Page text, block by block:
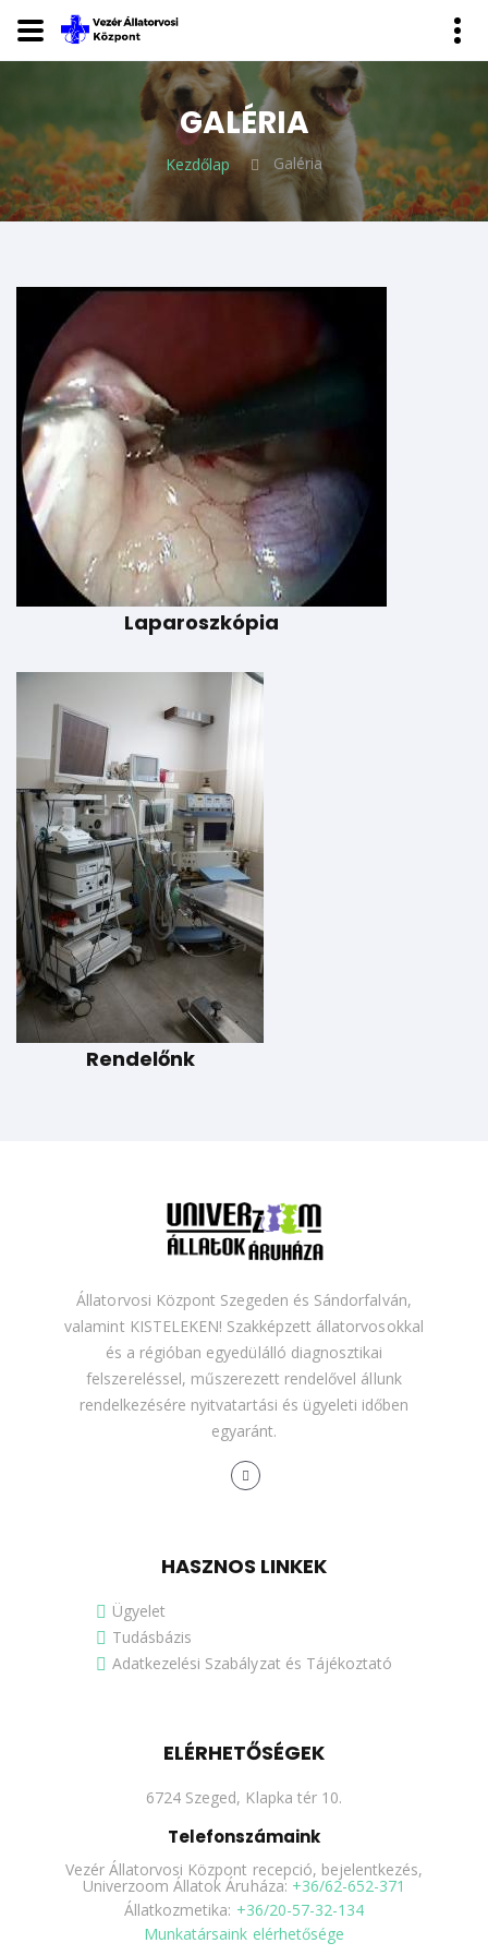
GALÉRIA
Kezdőlap Galéria
Laparoszkópia
Rendelőnk
Állatorvosi Központ Szegeden és Sándorfalván,
valamint KISTELEKEN! Szakképzett állatorvosokkal
és a régióban egyedülálló diagnosztikai
felszereléssel, műszerezett rendelővel állunk
rendelkezésére nyitvatartási és ügyeleti időben
egyaránt.
HASZNOS LINKEK
Ügyelet
Tudásbázis
Adatkezelési Szabályzat és Tájékoztató
ELÉRHETŐSÉGEK
6724 Szeged, Klapka tér 10.
Telefonszámaink
Vezér Állatorvosi Központ recepció, bejelentkezés,
Univerzoom Állatok Áruháza: +36/62-652-371
Állatkozmetika: +36/20-57-32-134
Munkatársaink elérhetősége